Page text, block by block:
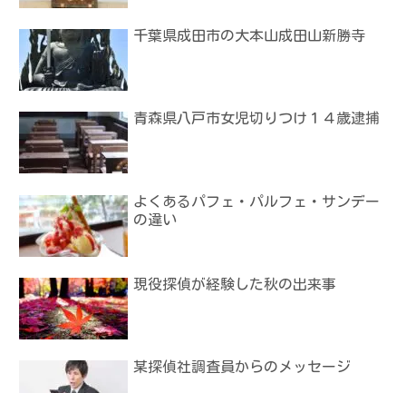
千葉県成田市の大本山成田山新勝寺
青森県八戸市女児切りつけ１４歳逮捕
よくあるパフェ・パルフェ・サンデー
の違い
現役探偵が経験した秋の出来事
某探偵社調査員からのメッセージ